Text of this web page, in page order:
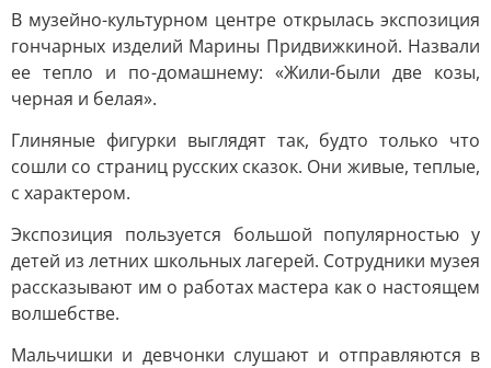
В музейно-культурном центре открылась экспозиция
гончарных изделий Марины Придвижкиной. Назвали
ее тепло и по-домашнему: «Жили-были две козы,
черная и белая».
Глиняные фигурки выглядят так, будто только что
сошли со страниц русских сказок. Они живые, теплые,
с характером.
Экспозиция пользуется большой популярностью у
детей из летних школьных лагерей. Сотрудники музея
рассказывают им о работах мастера как о настоящем
волшебстве.
Мальчишки и девчонки слушают и отправляются в